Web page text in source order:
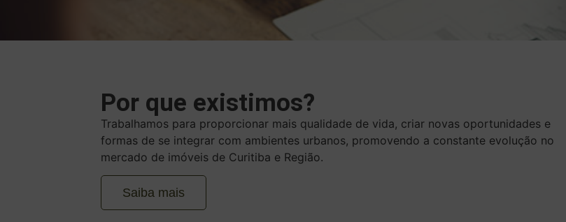
Por que existimos?
Trabalhamos para proporcionar mais qualidade de vida, criar novas oportunidades e
formas de se integrar com ambientes urbanos, promovendo a constante evolução no
mercado de imóveis de Curitiba e Região.
Saiba mais